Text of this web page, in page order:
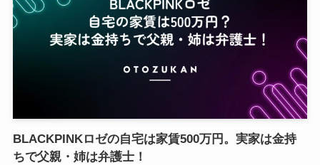
BLACKPINKロゼの自宅は家賃500万円。実家は金持
ちで父親・姉は弁護士！